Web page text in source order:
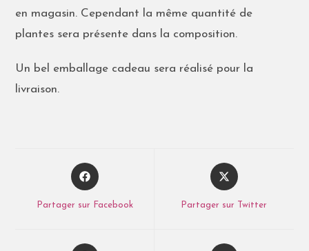
en magasin. Cependant la même quantité de
plantes sera présente dans la composition.
Un bel emballage cadeau sera réalisé pour la
livraison.
Partager sur Facebook Partager sur Twitter